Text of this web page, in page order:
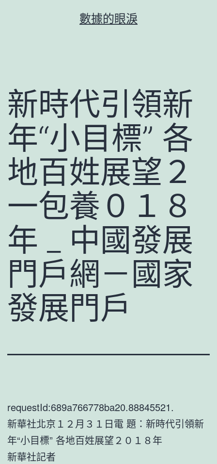
數據的眼淚
新時代引領新
年“小目標” 各
地百姓展望２
一包養０１８
年 _ 中國發展
門戶網－國家
發展門戶
requestId:689a766778ba20.88845521.
新華社北京１２月３１日電 題：新時代引領新
年“小目標” 各地百姓展望２０１８年
新華社記者